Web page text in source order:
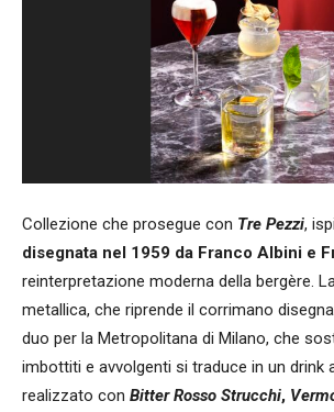
Collezione che prosegue con Tre Pezzi,
disegnata nel 1959 da Franco Albini e
reinterpretazione moderna della bergère.
metallica, che riprende il corrimano
duo per la Metropolitana di Milano, che
imbottiti e avvolgenti si traduce in un drink
realizzato con Bitter Rosso Strucchi,